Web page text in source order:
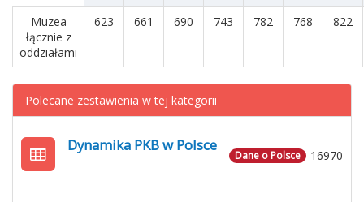
Muzea
łącznie z
oddziałami
623 661 690 743 782 768 822
Polecane zestawienia w tej kategorii
16970
Dane o Polsce
Dynamika PKB w Polsce